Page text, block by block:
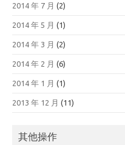
2014 年 7 月 (2)
2014 年 5 月 (1)
2014 年 3 月 (2)
2014 年 2 月 (6)
2014 年 1 月 (1)
2013 年 12 月 (11)
其他操作